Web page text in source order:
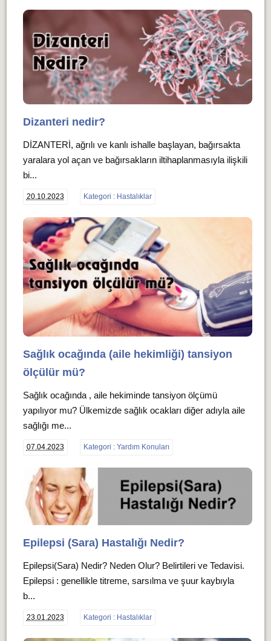
Dizanteri nedir?
DİZANTERİ, ağrılı ve kanlı ishalle başlayan, bağırsakta
yaralara yol açan ve bağırsakların iltihaplanmasıyla ilişkili
bi...
20.10.2023 Kategori : Hastalıklar
Sağlık ocağında (aile hekimliği) tansiyon
ölçülür mü?
Sağlık ocağında , aile hekiminde tansiyon ölçümü
yapılıyor mu? Ülkemizde sağlık ocakları diğer adıyla aile
sağlığı me...
07.04.2023 Kategori : Yardım Konuları
Epilepsi (Sara) Hastalığı Nedir?
Epilepsi(Sara) Nedir? Neden Olur? Belirtileri ve Tedavisi.
Epilepsi : genellikle titreme, sarsılma ve şuur kaybıyla
b...
23.01.2023 Kategori : Hastalıklar